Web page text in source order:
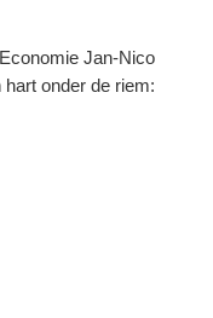
Jan-Nico
onder de riem: